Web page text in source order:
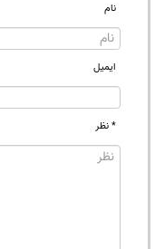
نام
ایمیل
* نظر